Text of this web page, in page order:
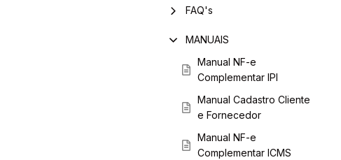
FAQ's
MANUAIS
Manual NF-e
Complementar IPI
Manual Cadastro Cliente
e Fornecedor
Manual NF-e
Complementar ICMS